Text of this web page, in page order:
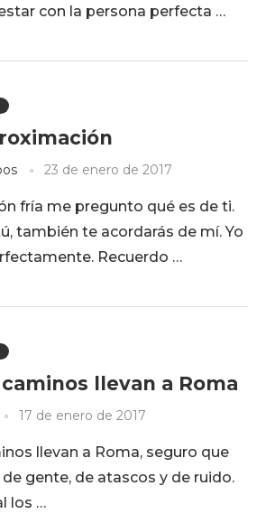
con la persona perfecta …
23 de enero de 2017
fría me pregunto qué es de ti.
también te acordarás de mí. Yo
Recuerdo …
llevan a Roma
17 de enero de 2017
llevan a Roma, seguro que
gente, de atascos y de ruido.
los …